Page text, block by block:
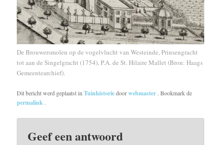
De Brouwersmolen op de vogelvlucht van Westeinde, Prinsengracht
tot aan de Singelgracht (1754), P.A. de St. Hilaire Mallet (Bron: Haags
Gemeentearchief).
Dit bericht werd geplaatst inTuinhistoriedoorwebmaster . Bookmark de
permalink .
Geef een antwoord